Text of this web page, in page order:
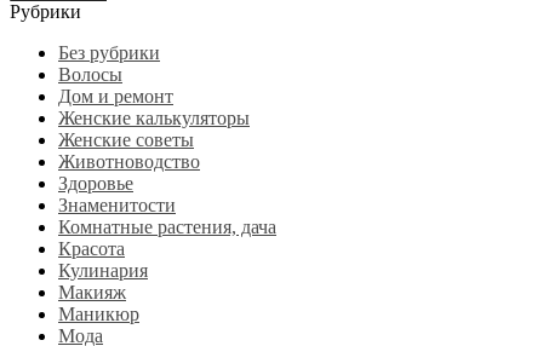
Рубрики
Без рубрики
Волосы
Дом и ремонт
Женские калькуляторы
Женские советы
Животноводство
Здоровье
Знаменитости
Комнатные растения, дача
Красота
Кулинария
Макияж
Маникюр
Мода